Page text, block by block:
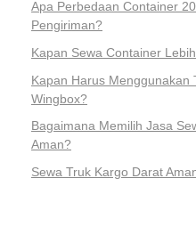
Apa Perbedaan Container
Pengiriman?
Kapan Sewa Container
Kapan Harus Menggunakan
Wingbox?
Bagaimana Memilih Jasa
Aman?
Sewa Truk Kargo Darat